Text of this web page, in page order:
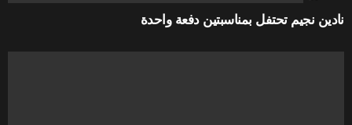
نادين نجيم تحتفل بمناسبتين دفعة واحدة